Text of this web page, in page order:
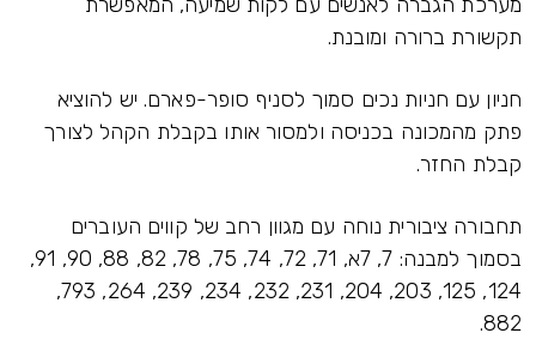
תקשורת ברורה ומובנת.
חניון עם חניות נכים סמוך לסניף סופר-פארם. יש להוציא
פתק מהמכונה בכניסה ולמסור אותו בקבלת הקהל לצורך
קבלת החזר.
תחבורה ציבורית נוחה עם מגוון רחב של קווים העוברים
בסמוך למבנה: 7, 7א, 71, 72, 74, 75, 78, 82, 88, 90, 91,
124, 125, 203, 204, 231, 232, 234, 239, 264, 793,
882.